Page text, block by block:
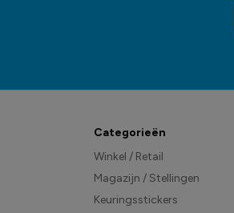
Categorieën
Winkel / Retail
Magazijn / Stellingen
Keuringsstickers